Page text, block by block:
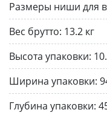
Размеры ниши для
Вес брутто: 13.2 кг
Высота упаковки:
Ширина упаковки:
Глубина упаковки: